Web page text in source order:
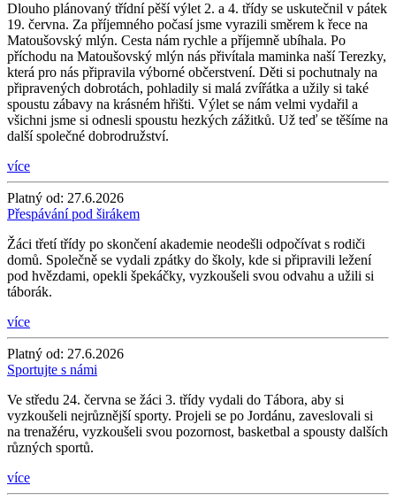
Dlouho plánovaný třídní pěší výlet 2. a 4. třídy se uskutečnil v pátek
19. června. Za příjemného počasí jsme vyrazili směrem k řece na
Matoušovský mlýn. Cesta nám rychle a příjemně ubíhala. Po
příchodu na Matoušovský mlýn nás přivítala maminka naší Terezky,
která pro nás připravila výborné občerstvení. Děti si pochutnaly na
připravených dobrotách, pohladily si malá zvířátka a užily si také
spoustu zábavy na krásném hřišti. Výlet se nám velmi vydařil a
všichni jsme si odnesli spoustu hezkých zážitků. Už teď se těšíme na
další společné dobrodružství.
více
Platný od: 27.6.2026
Přespávání pod širákem
Žáci třetí třídy po skončení akademie neodešli odpočívat s rodiči
domů. Společně se vydali zpátky do školy, kde si připravili ležení
pod hvězdami, opekli špekáčky, vyzkoušeli svou odvahu a užili si
táborák.
více
Platný od: 27.6.2026
Sportujte s námi
Ve středu 24. června se žáci 3. třídy vydali do Tábora, aby si
vyzkoušeli nejrůznější sporty. Projeli se po Jordánu, zaveslovali si
na trenažéru, vyzkoušeli svou pozornost, basketbal a spousty dalších
různých sportů.
více